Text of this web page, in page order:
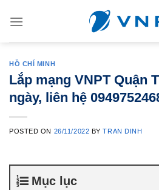
HỒ CHÍ MINH
Lắp mạng VNPT Quận
ngày, liên hệ
POSTED ON 26/11/2022 BYTRAN DINH
Mục lục